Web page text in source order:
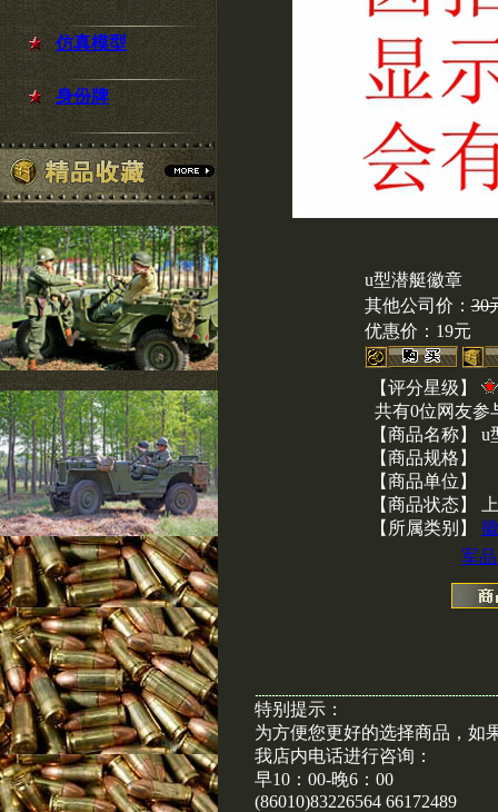
仿真模型
身份牌
u型潜艇徽章
其他公司价：30
优惠价： 19元
【评分星级】
共有0位网友参
【商品名称】
【商品规格】
【商品单位】
【商品状态】
【所属类别】
军
特别提示：
为方便您更好的选择商品，如
我店内电话进行咨询：
早10：00-晚6：00
(86010)83226564 66172489